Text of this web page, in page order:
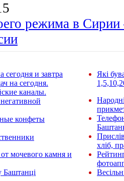
режима в
сегодня и завтра
на сегодня.
каналы.
конфеты
мочевого камня и
Баштанці
Які
хліб,